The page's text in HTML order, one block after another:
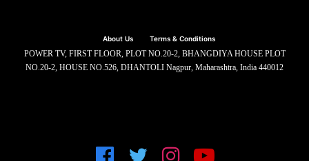
About Us Terms & Conditions
POWER TV, FIRST FLOOR, PLOT NO.20-2, BHANGDIYA HOUSE PLOT
NO.20-2, HOUSE NO.526, DHANTOLI Nagpur, Maharashtra, India 440012